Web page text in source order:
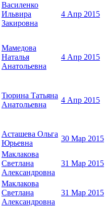
Василенко
Ильвира
Закировна
4 Апр 2015
Мамедова
Наталья
Анатольевна
4 Апр 2015
Тюрина Татьяна
Анатольевна
4 Апр 2015
Асташева Ольга
Юрьевна
30 Мар 2015
Маклакова
Светлана
Александровна
31 Мар 2015
Маклакова
Светлана
Александровна
31 Мар 2015